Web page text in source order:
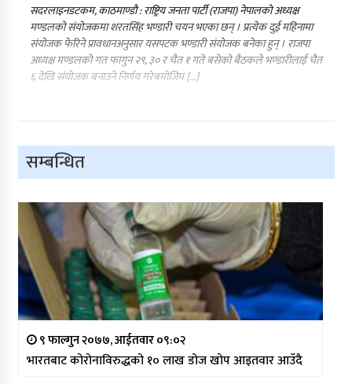
सदरलाइनडटकम, काठमाण्डौ : राष्ट्रिय जनता पार्टी (राजपा) नेपालको अध्यक्ष
मण्डलको संयोजकमा शरतसिंह भण्डारी चयन भएका छन् । प्रत्येक दुई महिनामा
संयोजक फेरिने प्रावधानअनुसार यसपटक भण्डारी संयोजक बनेका हुन् । राजपा
अध्यक्ष मण्डलको गत फागुन २९, ३० र चैत १ गते बसेको बैठकले भण्डारीलाई चैत
६ देखि संयोजक बनाउने निर्णय गरेबमोजिम […]
सम्बन्धित
९ फाल्गुन २०७७, आईतवार ०९:०२
भारतबाट कोरोनाविरुद्धको १० लाख डोज खोप आइतवार आउँदै